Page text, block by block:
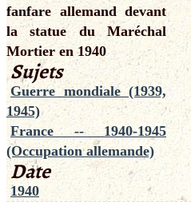
fanfare allemand devant
la statue du Maréchal
Mortier en 1940
Sujets
Guerre mondiale (1939,
1945)
France -- 1940-1945
(Occupation allemande)
Date
1940